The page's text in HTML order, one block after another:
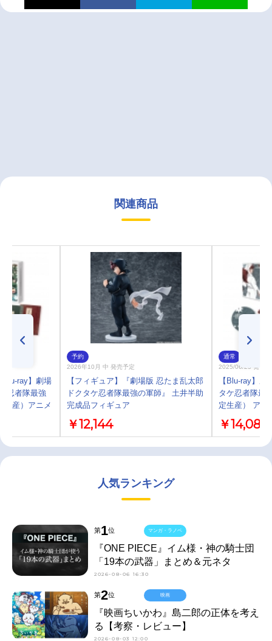
関連商品
Blu-ray】劇場
忍者隊最強
生産）アニメ
予約
2026年10月 中 発売予定
【フィギュア】『劇場版 忍たま乱太郎
ドクタケ忍者隊最強の軍師』 土井半助
完成品フィギュア
￥12,144
通常
2025/06/25 発売
【Blu-ray】
タケ忍者隊最
定生産） アニ
￥14,080
人気ランキング
第1位
『ONE PIECE』イム様・神の騎士団
「19本の武器」まとめ＆元ネタ
2026-08-06 16:30
マンガ・ラノベ
第2位
『映画ちいかわ』島二郎の正体を考え
る【考察・レビュー】
2026-08-03 12:00
映画